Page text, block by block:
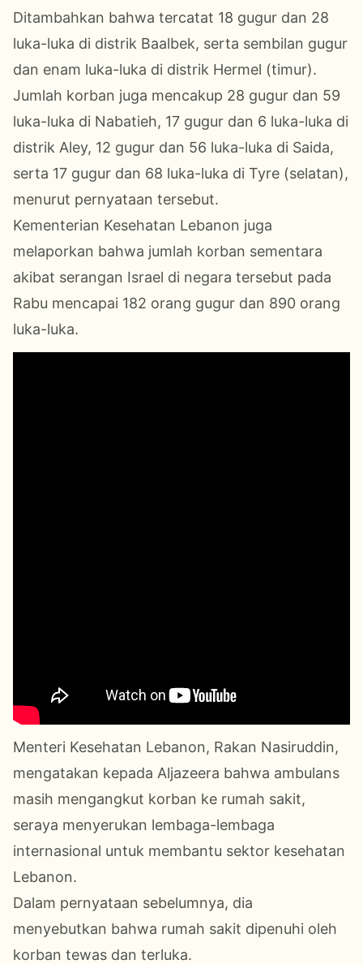
Ditambahkan bahwa tercatat 18 gugur dan 28
luka-luka di distrik Baalbek, serta sembilan gugur
dan enam luka-luka di distrik Hermel (timur).
Jumlah korban juga mencakup 28 gugur dan 59
luka-luka di Nabatieh, 17 gugur dan 6 luka-luka di
distrik Aley, 12 gugur dan 56 luka-luka di Saida,
serta 17 gugur dan 68 luka-luka di Tyre (selatan),
menurut pernyataan tersebut.
Kementerian Kesehatan Lebanon juga
melaporkan bahwa jumlah korban sementara
akibat serangan Israel di negara tersebut pada
Rabu mencapai 182 orang gugur dan 890 orang
luka-luka.
Menteri Kesehatan Lebanon, Rakan Nasiruddin,
mengatakan kepada Aljazeera bahwa ambulans
masih mengangkut korban ke rumah sakit,
seraya menyerukan lembaga-lembaga
internasional untuk membantu sektor kesehatan
Lebanon.
Dalam pernyataan sebelumnya, dia
menyebutkan bahwa rumah sakit dipenuhi oleh
korban tewas dan terluka.